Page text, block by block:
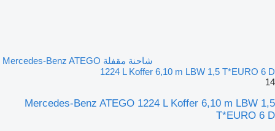
شاحنة مقفلة Mercedes-Benz ATEGO
1224 L Koffer 6,10 m LBW 1,5 T*EURO 6 D
14
Mercedes-Benz ATEGO 1224 L Koffer 6,10 m LBW 1,5
T*EURO 6 D